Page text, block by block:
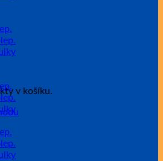
v košíku.